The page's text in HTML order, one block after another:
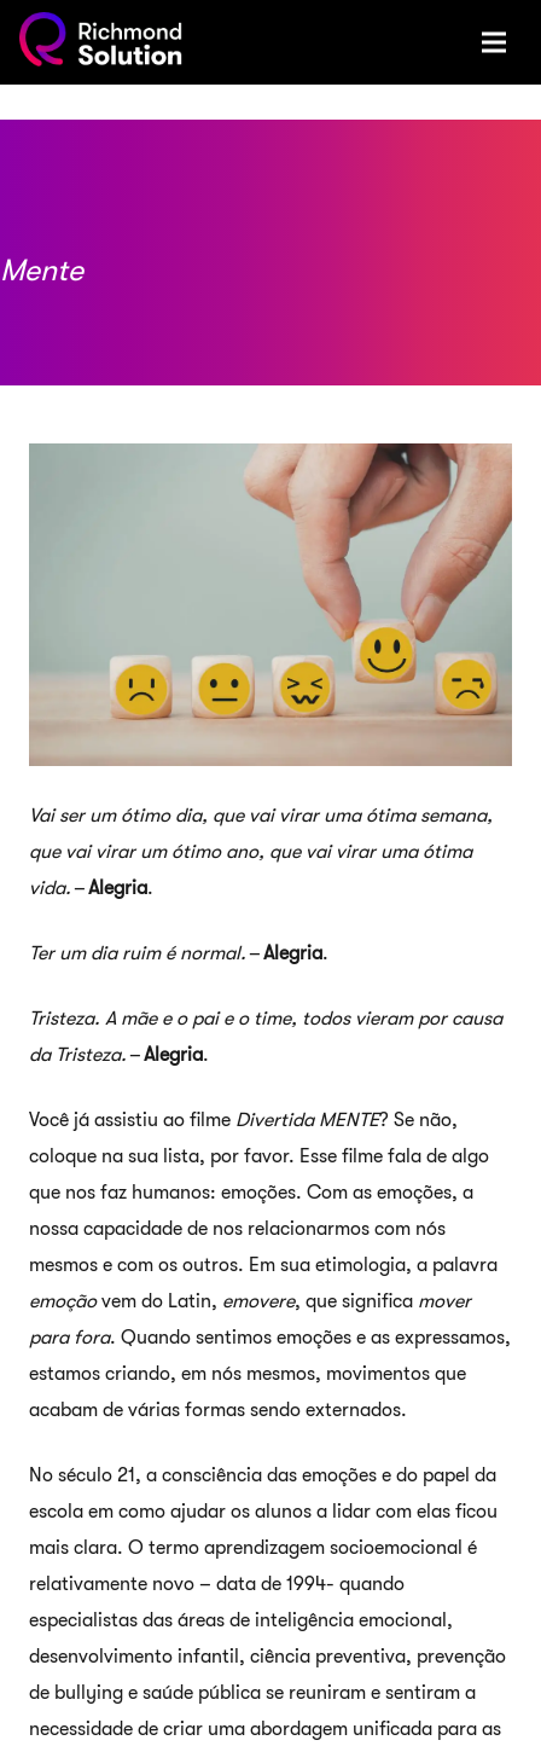
Mente
Vai ser um ótimo dia, que vai virar uma ótima semana,
que vai virar um ótimo ano, que vai virar uma ótima
vida.–Alegria.
Ter um dia ruim é normal.–Alegria.
Tristeza. A mãe e o pai e o time, todos vieram por causa
da Tristeza.–Alegria.
Você já assistiu ao filme Divertida MENTE? Se não,
coloque na sua lista, por favor. Esse filme fala de algo
que nos faz humanos: emoções. Com as emoções, a
nossa capacidade de nos relacionarmos com nós
mesmos e com os outros. Em sua etimologia, a palavra
emoçãovem do Latin, emovere, que significa mover
para fora. Quando sentimos emoções e as expressamos,
estamos criando, em nós mesmos, movimentos que
acabam de várias formas sendo externados.
No século 21, a consciência das emoções e do papel da
escola em como ajudar os alunos a lidar com elas ficou
mais clara. O termo aprendizagem socioemocional é
relativamente novo – data de 1994- quando
especialistas das áreas de inteligência emocional,
desenvolvimento infantil, ciência preventiva, prevenção
de bullying e saúde pública se reuniram e sentiram a
necessidade de criar uma abordagem unificada para as